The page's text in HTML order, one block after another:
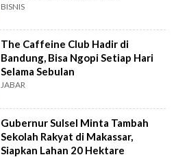
BISNIS
The Caffeine Club Hadir di
Bandung, Bisa Ngopi Setiap Hari
Selama Sebulan
JABAR
Gubernur Sulsel Minta Tambah
Sekolah Rakyat di Makassar,
Siapkan Lahan 20 Hektare